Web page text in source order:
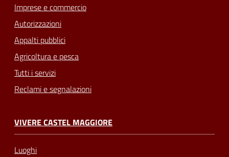
Imprese e commercio
Autorizzazioni
Appalti pubblici
Agricoltura e pesca
Tutti i servizi
Reclami e segnalazioni
VIVERE CASTEL MAGGIORE
Luoghi